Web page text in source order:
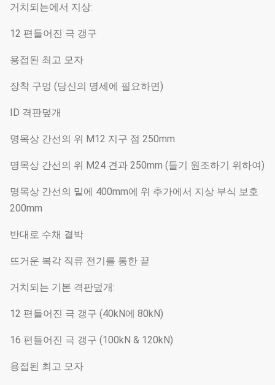
거치되는에서 지상:
12 편들어진 극 갱구
용접된 최고 모자
장착 구멍 (당신의 명세에 필요하면)
ID 격판덮개
명목상 간선의 위 M12 지구 점 250mm
명목상 간선의 위 M24 견과 250mm (들기 원조하기 위하여)
명목상 간선의 밑에 400mm에 위 추가에서 지상 부식 보호
200mm
반대로 수채 결박
뜨거운 복각 직류 전기를 통한 끝
거치되는 기본 격판덮개:
12 편들어진 극 갱구 (40kN에 80kN)
16 편들어진 극 갱구 (100kN & 120kN)
용접된 최고 모자